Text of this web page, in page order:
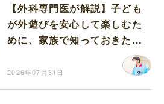
【外科専門医が解説】子ども
が外遊びを安心して楽しむた
めに、家族で知っておきたい
2026年07月31日